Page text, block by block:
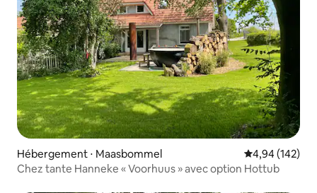
Hébergement ⋅ Maasbommel Évaluation
4,94 (142)
Chez tante Hanneke « Voorhuus » avec option Hottub